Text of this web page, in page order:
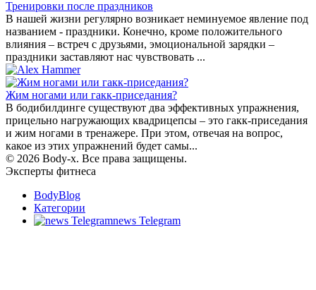
Тренировки после праздников
В нашей жизни регулярно возникает неминуемое явление под
названием - праздники. Конечно, кроме положительного
влияния – встреч с друзьями, эмоциональной зарядки –
праздники заставляют нас чувствовать ...
Жим ногами или гакк-приседания?
В бодибилдинге существуют два эффективных упражнения,
прицельно нагружающих квадрицепсы – это гакк-приседания
и жим ногами в тренажере. При этом, отвечая на вопрос,
какое из этих упражнений будет самы...
© 2026 Body-x. Все права защищены.
Эксперты фитнеса
BodyBlog
Категории
news Telegram